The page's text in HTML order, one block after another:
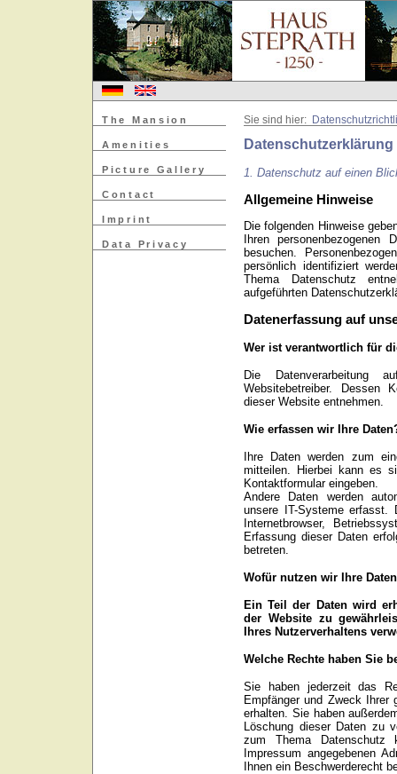
The Mansion
Amenities
Picture Gallery
Contact
Imprint
Data Privacy
Sie sind hier:
Datenschutzerklärung
1. Datenschutz auf einen
Allgemeine Hinweise
Die folgenden Hinweise
Ihren
besuchen.
persönlich identifiziert
Thema Datenschutz
aufgeführten
Datenerfassung auf
Wer ist verantwortlich für
Die Datenverarbeitung
Websitebetreiber. Dessen
dieser Website entnehmen.
Wie erfassen wir Ihre
Ihre Daten werden zum
mitteilen. Hierbei kann es
Kontaktformular eingeben.
Andere Daten werden
unsere IT-Systeme
Internetbrowser,
Erfassung dieser Daten
betreten.
Wofür nutzen wir Ihre
Ein Teil der Daten wird
der Website zu
Ihres Nutzerverhaltens
Welche Rechte haben Sie
Sie haben jederzeit das
Empfänger und Zweck Ihrer
erhalten. Sie haben
Löschung dieser Daten zu
zum Thema
Impressum angegebenen
Ihnen ein Beschwerderecht